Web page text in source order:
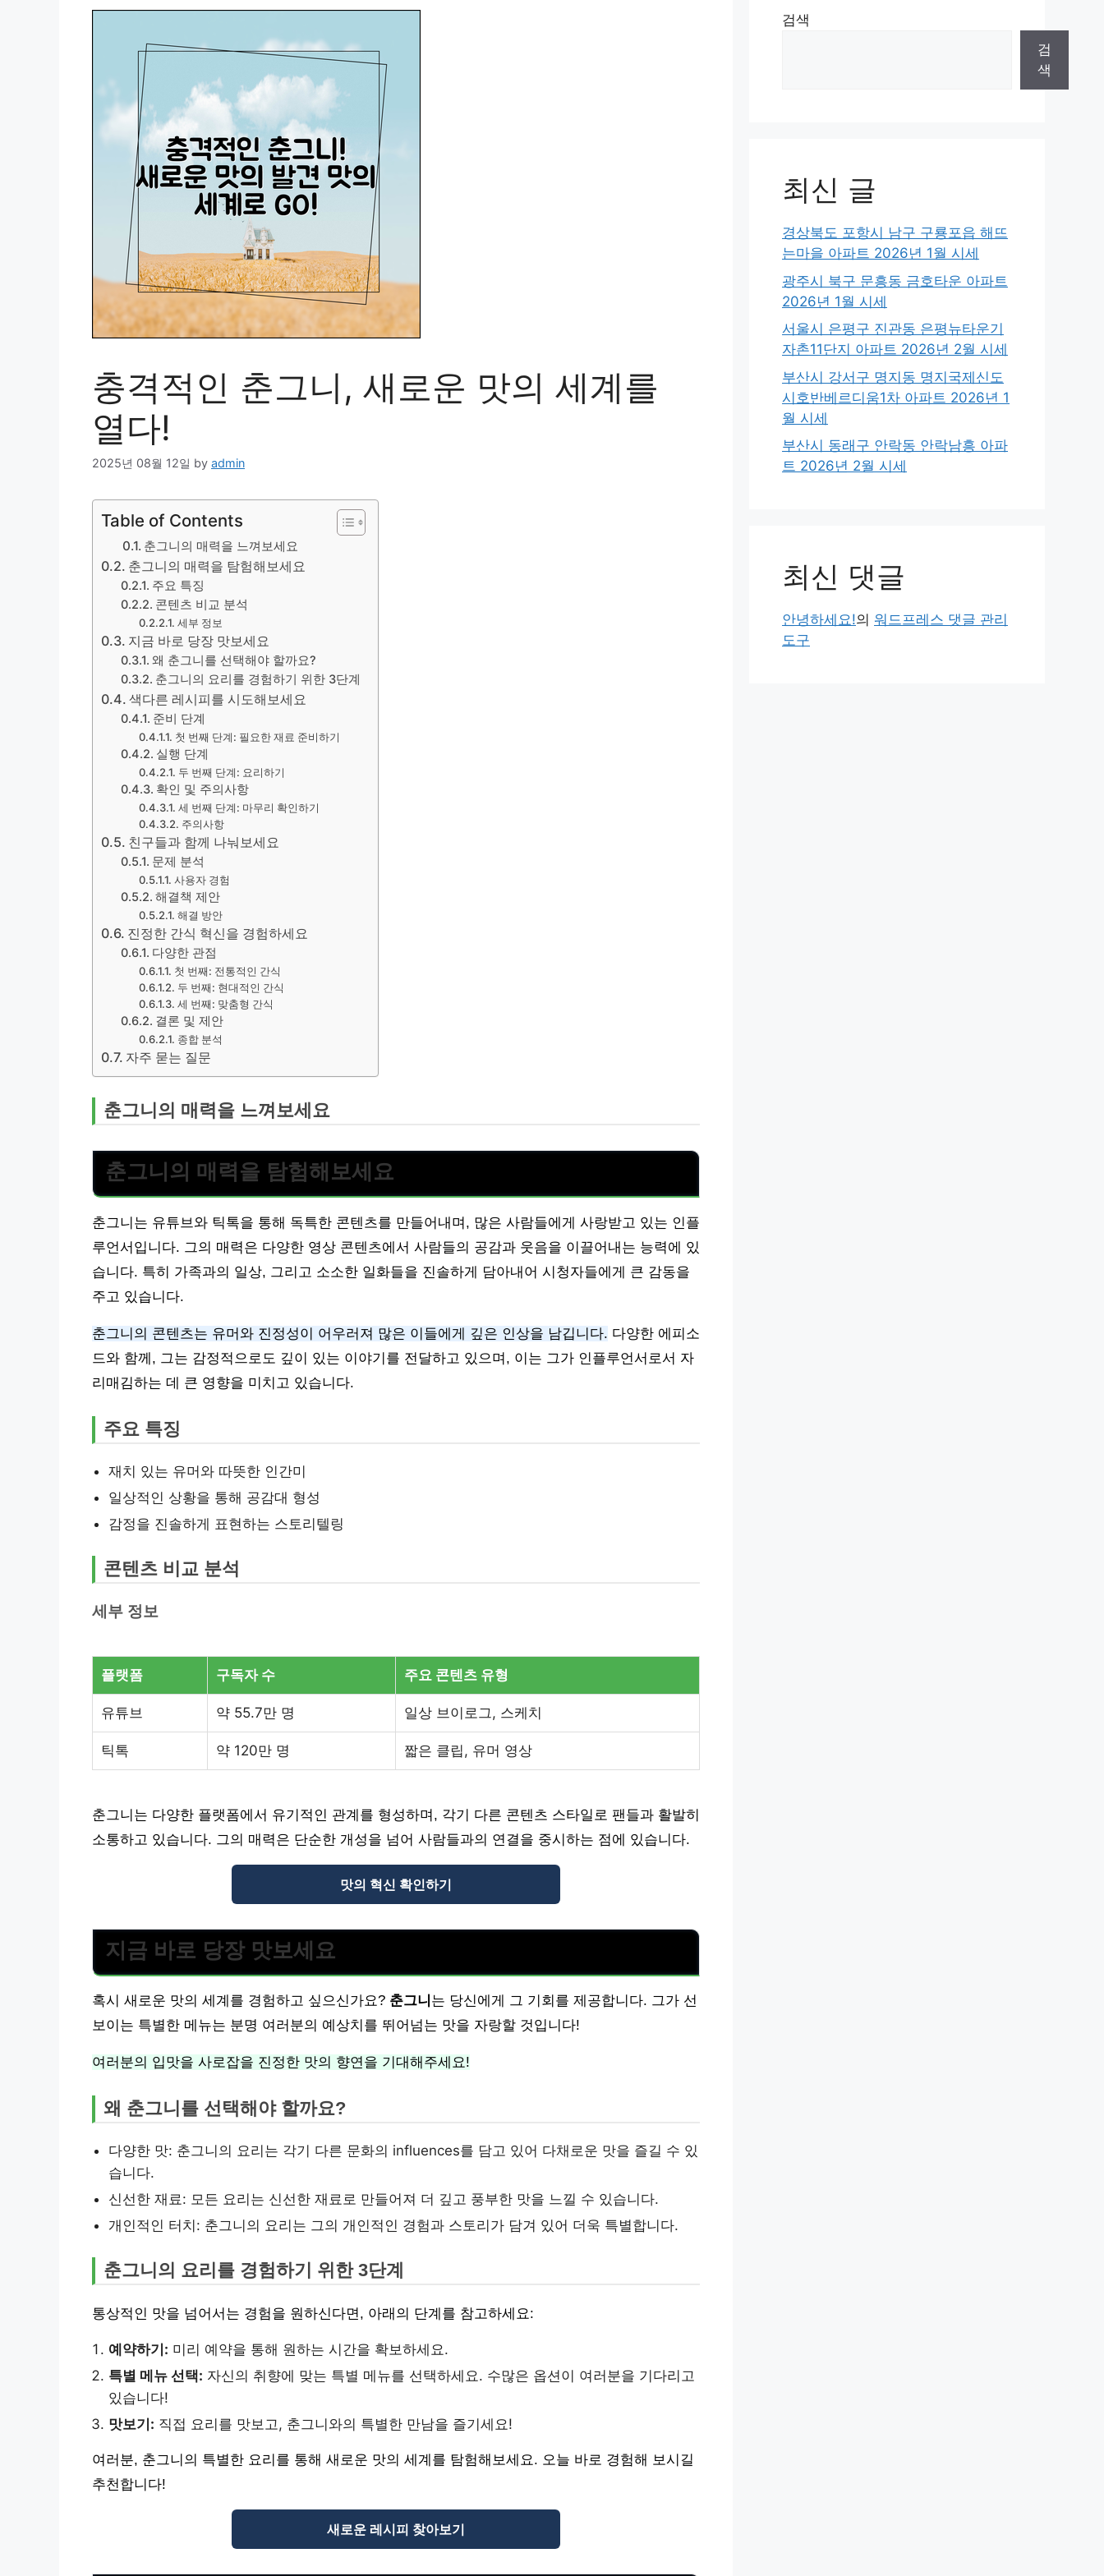
충격적인 춘그니, 새로운 맛의 세계를
열다!
2025년 08월 12일 by admin
Table of Contents
춘그니의 매력을 느껴보세요
춘그니의 매력을 탐험해보세요
주요 특징
콘텐츠 비교 분석
세부 정보
지금 바로 당장 맛보세요
왜 춘그니를 선택해야 할까요?
춘그니의 요리를 경험하기 위한 3단계
색다른 레시피를 시도해보세요
준비 단계
첫 번째 단계: 필요한 재료 준비하기
실행 단계
두 번째 단계: 요리하기
확인 및 주의사항
세 번째 단계: 마무리 확인하기
주의사항
친구들과 함께 나눠보세요
문제 분석
사용자 경험
해결책 제안
해결 방안
진정한 간식 혁신을 경험하세요
다양한 관점
첫 번째: 전통적인 간식
두 번째: 현대적인 간식
세 번째: 맞춤형 간식
결론 및 제안
종합 분석
자주 묻는 질문
춘그니의 매력을 느껴보세요
춘그니의 매력을 탐험해보세요
춘그니는 유튜브와 틱톡을 통해 독특한 콘텐츠를 만들어내며, 많은 사람들에게 사랑받고 있는 인플
루언서입니다. 그의 매력은 다양한 영상 콘텐츠에서 사람들의 공감과 웃음을 이끌어내는 능력에 있
습니다. 특히 가족과의 일상, 그리고 소소한 일화들을 진솔하게 담아내어 시청자들에게 큰 감동을
주고 있습니다.
춘그니의 콘텐츠는 유머와 진정성이 어우러져 많은 이들에게 깊은 인상을 남깁니다. 다양한 에피소
드와 함께, 그는 감정적으로도 깊이 있는 이야기를 전달하고 있으며, 이는 그가 인플루언서로서 자
리매김하는 데 큰 영향을 미치고 있습니다.
주요 특징
재치 있는 유머와 따뜻한 인간미
일상적인 상황을 통해 공감대 형성
감정을 진솔하게 표현하는 스토리텔링
콘텐츠 비교 분석
세부 정보
플랫폼 구독자 수 주요 콘텐츠 유형
유튜브 약 55.7만 명 일상 브이로그, 스케치
틱톡 약 120만 명 짧은 클립, 유머 영상
춘그니는 다양한 플랫폼에서 유기적인 관계를 형성하며, 각기 다른 콘텐츠 스타일로 팬들과 활발히
소통하고 있습니다. 그의 매력은 단순한 개성을 넘어 사람들과의 연결을 중시하는 점에 있습니다.
맛의 혁신 확인하기
지금 바로 당장 맛보세요
혹시 새로운 맛의 세계를 경험하고 싶으신가요? 춘그니 는 당신에게 그 기회를 제공합니다. 그가 선
보이는 특별한 메뉴는 분명 여러분의 예상치를 뛰어넘는 맛을 자랑할 것입니다!
여러분의 입맛을 사로잡을 진정한 맛의 향연을 기대해주세요!
왜 춘그니를 선택해야 할까요?
다양한 맛: 춘그니의 요리는 각기 다른 문화의 influences를 담고 있어 다채로운 맛을 즐길 수 있
습니다.
신선한 재료: 모든 요리는 신선한 재료로 만들어져 더 깊고 풍부한 맛을 느낄 수 있습니다.
개인적인 터치: 춘그니의 요리는 그의 개인적인 경험과 스토리가 담겨 있어 더욱 특별합니다.
춘그니의 요리를 경험하기 위한 3단계
통상적인 맛을 넘어서는 경험을 원하신다면, 아래의 단계를 참고하세요:
예약하기: 미리 예약을 통해 원하는 시간을 확보하세요.
특별 메뉴 선택: 자신의 취향에 맞는 특별 메뉴를 선택하세요. 수많은 옵션이 여러분을 기다리고
있습니다!
맛보기: 직접 요리를 맛보고, 춘그니와의 특별한 만남을 즐기세요!
여러분, 춘그니의 특별한 요리를 통해 새로운 맛의 세계를 탐험해보세요. 오늘 바로 경험해 보시길
추천합니다!
새로운 레시피 찾아보기
검색
검
색
최신 글
경상북도 포항시 남구 구룡포읍 해뜨
는마을 아파트 2026년 1월 시세
광주시 북구 문흥동 금호타운 아파트
2026년 1월 시세
서울시 은평구 진관동 은평뉴타운기
자촌11단지 아파트 2026년 2월 시세
부산시 강서구 명지동 명지국제신도
시호반베르디움1차 아파트 2026년 1
월 시세
부산시 동래구 안락동 안락남흥 아파
트 2026년 2월 시세
최신 댓글
안녕하세요!의 워드프레스 댓글 관리
도구